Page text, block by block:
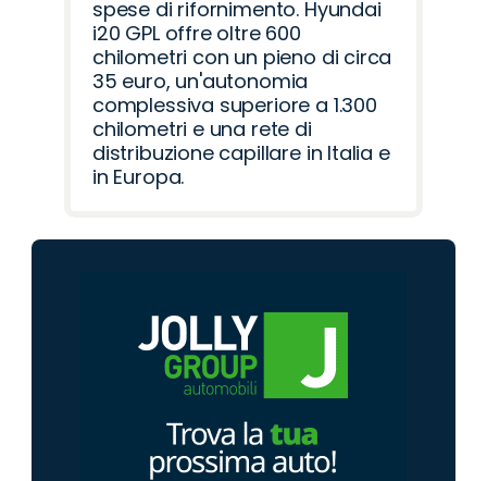
spese di rifornimento. Hyundai
i20 GPL offre oltre 600
chilometri con un pieno di circa
35 euro, un'autonomia
complessiva superiore a 1.300
chilometri e una rete di
distribuzione capillare in Italia e
in Europa.